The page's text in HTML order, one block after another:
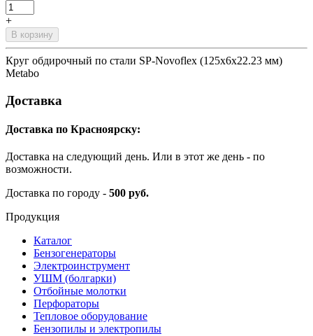
+
В корзину
Круг обдирочный по стали SP-Novoflex (125x6x22.23 мм)
Metabo
Доставка
Доставка по Красноярску:
Доставка на следующий день. Или в этот же день - по
возможности.
Доставка по городу - 500 руб.
Продукция
Каталог
Бензогенераторы
Электроинструмент
УШМ (болгарки)
Отбойные молотки
Перфораторы
Тепловое оборудование
Бензопилы и электропилы